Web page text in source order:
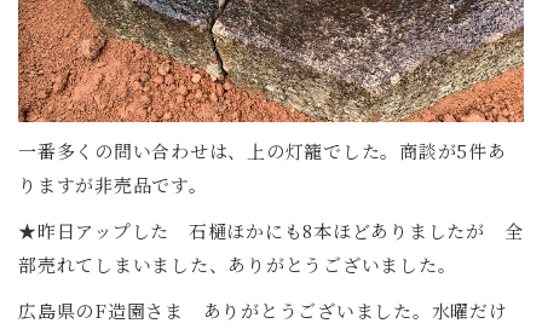
一番多くの問い合わせは、上の灯籠でした。商談が5件あ
りますが非売品です。
★昨日アップした 石樋ほかにも8本ほどありましたが 全
部売れてしまいました、ありがとうございました。
広島県のF造園さま ありがとうございました。水曜だけ